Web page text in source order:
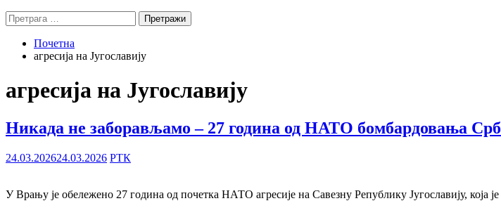
Претрага
за:
Почетна
агресија на Југославију
агресија на Југославију
Никада не заборављамо – 27 година од НАТО бомбардовања
24.03.202624.03.2026 РТК
У Врању је обележено 27 година од почетка НАТО агресије на Савезну Републику Југославију, која